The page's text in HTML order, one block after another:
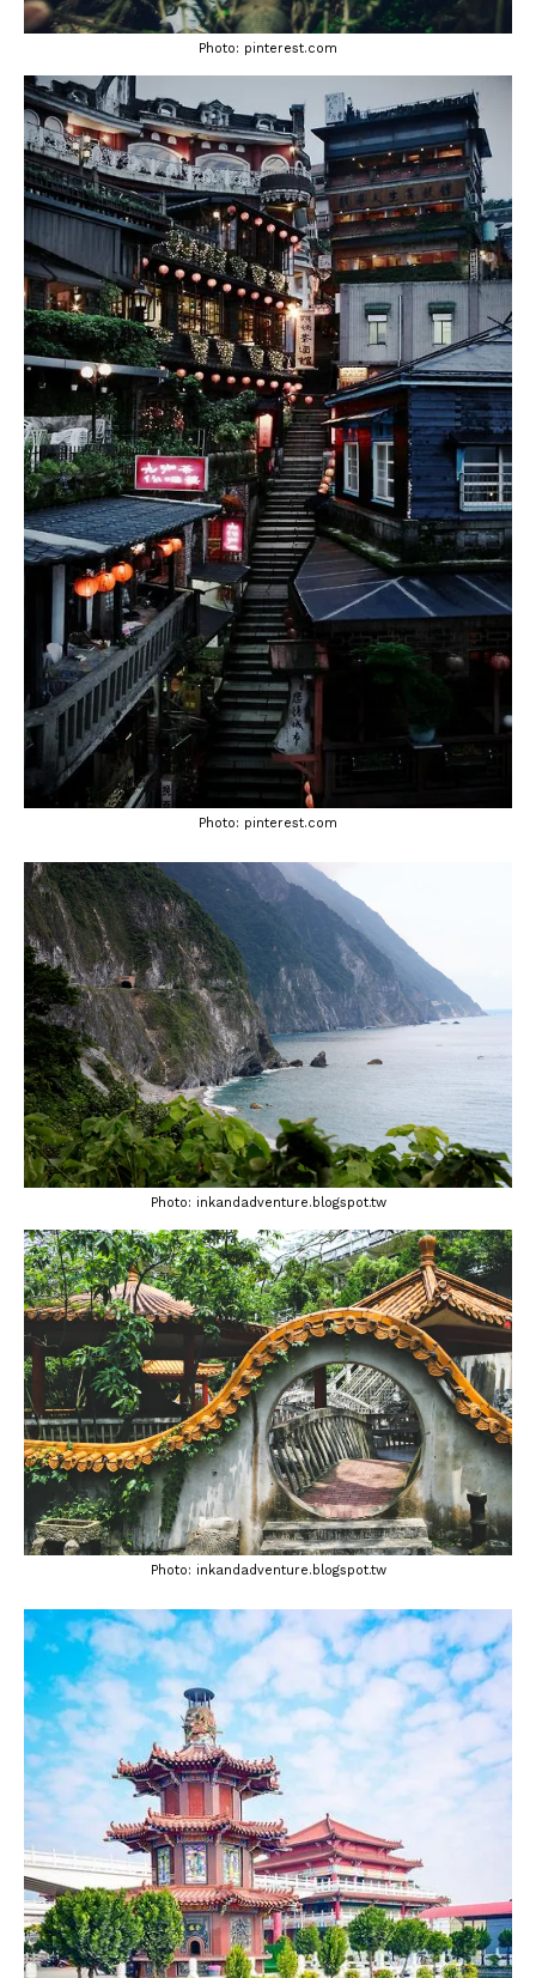
Photo: pinterest.com
Photo: pinterest.com
Photo: inkandadventure.blogspot.tw
Photo: inkandadventure.blogspot.tw